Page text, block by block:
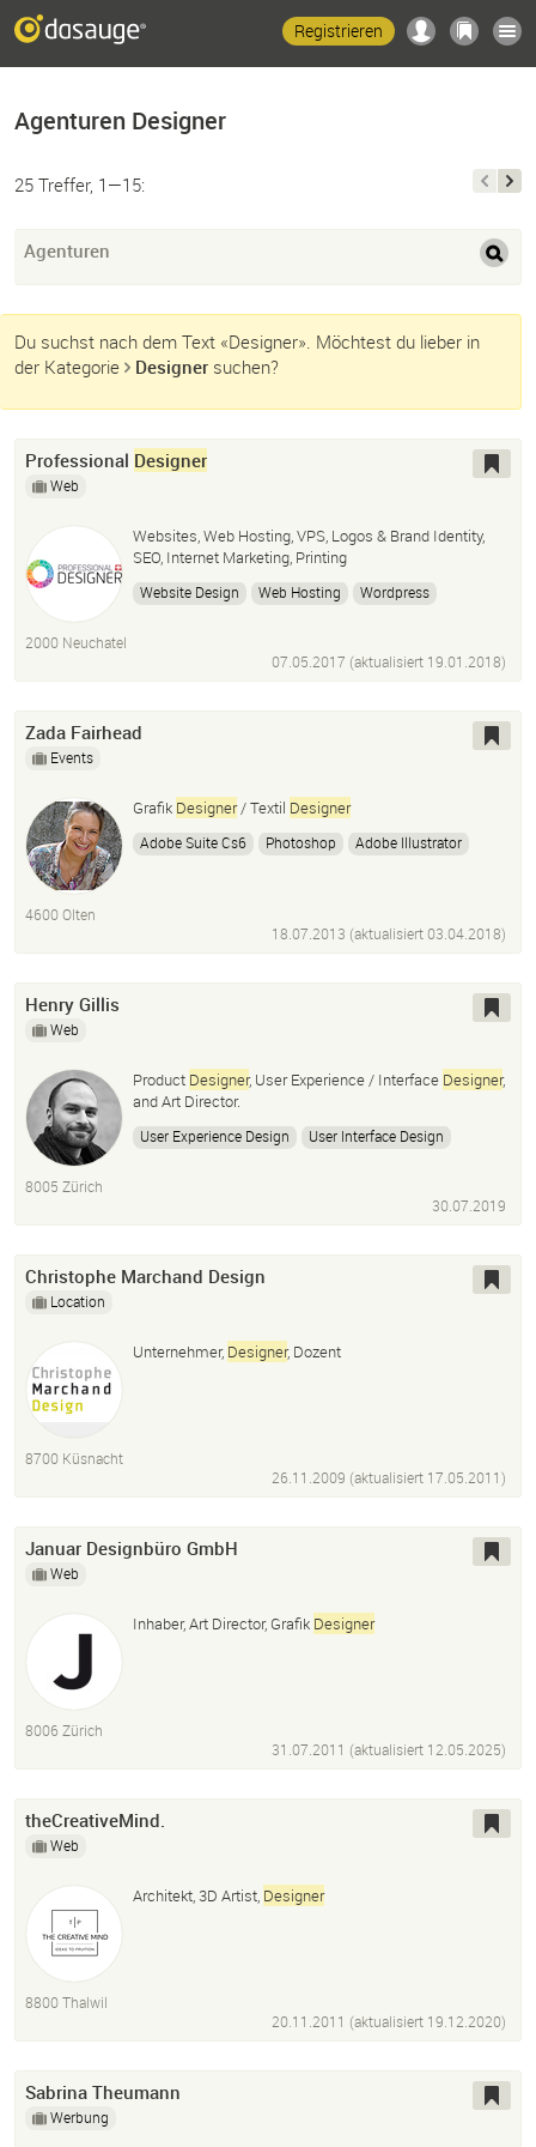
Registrieren
Agenturen Designer
25 Treffer, 1—15:
Agenturen
Du suchst nach dem Text «Designer». Möchtest du lieber in
der Kategorie
Designer suchen?
Professional Designer
Web
Websites, Web Hosting, VPS, Logos & Brand Identity,
SEO, Internet Marketing, Printing
Website Design Web Hosting
Wordpress
2000 Neuchatel
07.05.2017 (aktualisiert 19.01.2018)
Zada Fairhead
Events
Grafik Designer/ Textil Designer
Adobe Suite Cs6 Photoshop
Adobe Illustrator
4600 Olten
18.07.2013 (aktualisiert03.04.2018)
Henry Gillis
Web
Product Designer, User Experience / Interface Designer,
and Art Director.
User Experience Design
User Interface Design
Branding
8005 Zürich
30.07.2019
Christophe Marchand Design
Location
Unternehmer, Designer, Dozent
8700 Küsnacht
26.11.2009 (aktualisiert 17.05.2011)
Januar Designbüro GmbH
Web
Inhaber, Art Director, Grafik Designer
8006 Zürich
31.07.2011 (aktualisiert 12.05.2025)
theCreativeMind.
Web
Architekt, 3D Artist, Designer
8800 Thalwil
20.11.2011 (aktualisiert 19.12.2020)
Sabrina Theumann
Werbung